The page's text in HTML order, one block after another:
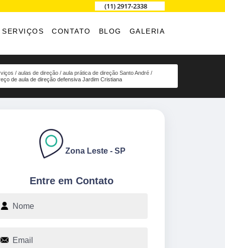
(11) 2917-2338
SERVIÇOS CONTATO BLOG GALERIA
aulas de direção
aula prática de direção Santo André
de aula de direção defensiva Jardim Cristiana
Entre em Contato
Zona Leste - SP